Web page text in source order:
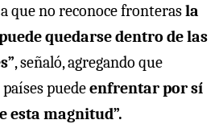
que no reconoce fronterasla
quedarse dentro de las
, señaló, agregando que
puedeenfrentar por sí
esta magnitud”.